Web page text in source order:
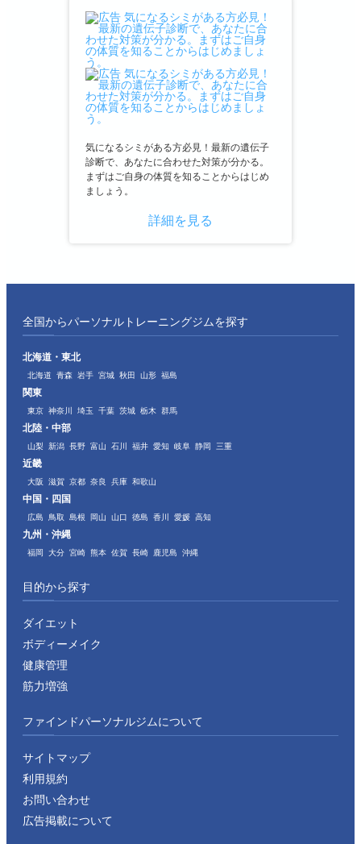
気になるシミがある方必見！最新の遺伝子
診断で、あなたに合わせた対策が分かる。
まずはご自身の体質を知ることからはじめ
ましょう。
詳細を見る
全国からパーソナルトレーニングジムを探す
北海道・東北
北海道 青森 岩手 宮城 秋田 山形 福島
関東
東京 神奈川 埼玉 千葉 茨城 栃木 群馬
北陸・中部
山梨 新潟 長野 富山 石川 福井 愛知 岐阜 静岡 三重
近畿
大阪 滋賀 京都 奈良 兵庫 和歌山
中国・四国
広島 鳥取 島根 岡山 山口 徳島 香川 愛媛 高知
九州・沖縄
福岡 大分 宮崎 熊本 佐賀 長崎 鹿児島 沖縄
目的から探す
ダイエット
ボディーメイク
健康管理
筋力増強
ファインドパーソナルジムについて
サイトマップ
利用規約
お問い合わせ
広告掲載について